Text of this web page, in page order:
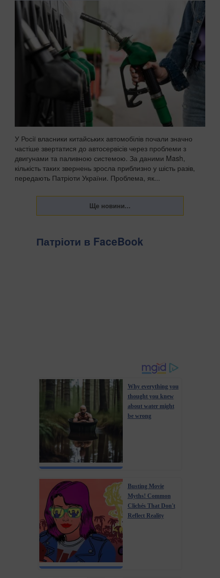
У Росії власники китайських автомобілів почали значно
частіше звертатися до автосервісів через проблеми з
двигунами та паливною системою. За даними Mash,
кількість таких звернень зросла приблизно у шість разів,
передають Патріоти України. Проблема, як...
Патріоти в FaceBook
Why everything you
thought you knew
about water might
be wrong
Busting Movie
Myths! Common
Clichés That Don't
Reflect Reality